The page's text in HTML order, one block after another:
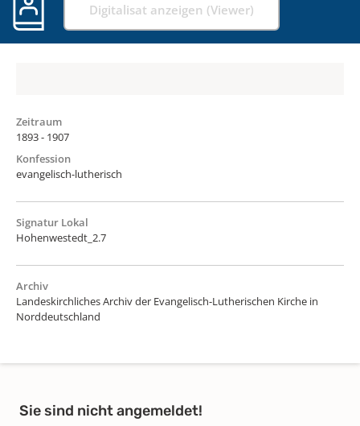
Digitalisat anzeigen (Viewer)
Zeitraum
1893 - 1907
Konfession
evangelisch-lutherisch
Signatur Lokal
Hohenwestedt_2.7
Archiv
Landeskirchliches Archiv der Evangelisch-Lutherischen Kirche in
Norddeutschland
Sie sind nicht angemeldet!